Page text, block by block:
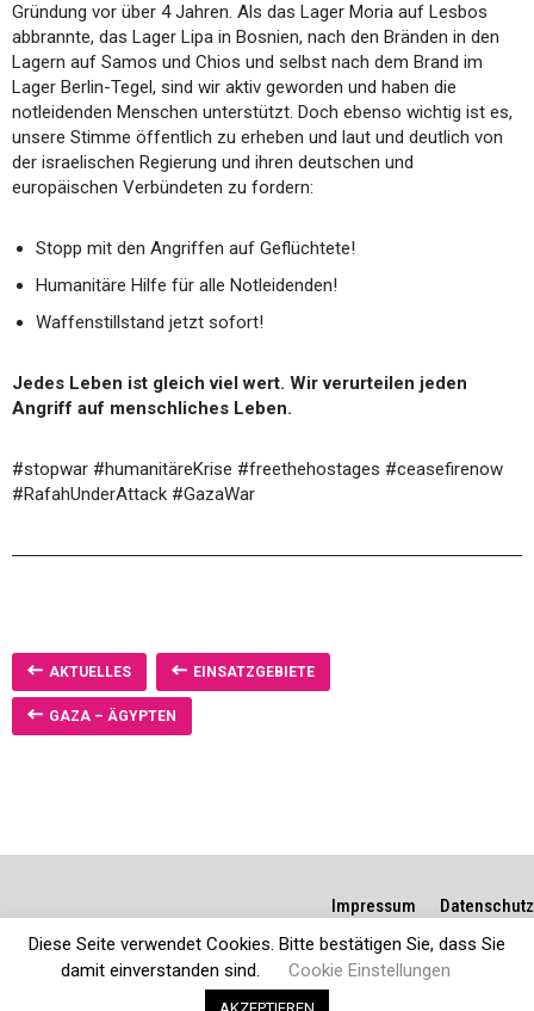
Gründung vor über 4 Jahren. Als das Lager Moria auf Lesbos
abbrannte, das Lager Lipa in Bosnien, nach den Bränden in den
Lagern auf Samos und Chios und selbst nach dem Brand im
Lager Berlin-Tegel, sind wir aktiv geworden und haben die
notleidenden Menschen unterstützt. Doch ebenso wichtig ist es,
unsere Stimme öffentlich zu erheben und laut und deutlich von
der israelischen Regierung und ihren deutschen und
europäischen Verbündeten zu fordern:
Stopp mit den Angriffen auf Geflüchtete!
Humanitäre Hilfe für alle Notleidenden!
Waffenstillstand jetzt sofort!
Jedes Leben ist gleich viel wert. Wir verurteilen jeden
Angriff auf menschliches Leben.
#stopwar #humanitäreKrise #freethehostages #ceasefirenow
#RafahUnderAttack #GazaWar
AKTUELLES EINSATZGEBIETE
GAZA – ÄGYPTEN
Impressum
Datenschutz
Diese Seite verwendet Cookies. Bitte bestätigen Sie, dass Sie
damit einverstanden sind.
Cookie Einstellungen